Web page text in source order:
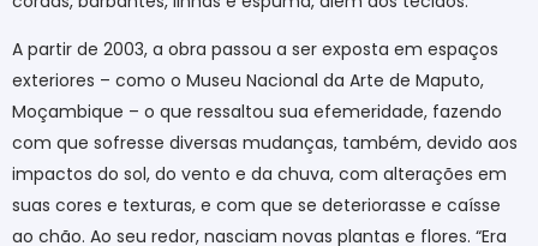
A partir de 2003, a obra passou a ser exposta em espaços
exteriores – como o Museu Nacional da Arte de Maputo,
Moçambique – o que ressaltou sua efemeridade, fazendo
com que sofresse diversas mudanças, também, devido aos
impactos do sol, do vento e da chuva, com alterações em
suas cores e texturas, e com que se deteriorasse e caísse
ao chão. Ao seu redor, nasciam novas plantas e flores. “Era